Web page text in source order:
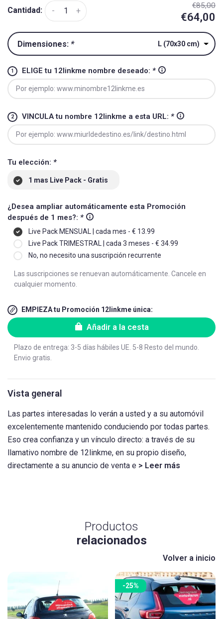
Cantidad: +
-
€85,00
€64,00
Dimensiones: * L (70x30 cm)
ELIGE tu 12linkme nombre deseado: *
VINCULA tu nombre 12linkme a esta URL: *
Tu elección: *
1 mas Live Pack - Gratis
¿Desea ampliar automáticamente esta Promoción
después de 1 mes?: *
Live Pack MENSUAL | cada mes - € 13.99
Live Pack TRIMESTRAL | cada 3 meses - € 34.99
No, no necesito una suscripción recurrente
Las suscripciones se renuevan automáticamente. Cancele en
cualquier momento.
EMPIEZA tu Promoción 12linkme única:
Añadir a la cesta
Plazo de entrega: 3-5 días hábiles UE. 5-8 Resto del mundo.
Envio gratis.
Vista general
Las partes interesadas lo verán a usted y a su automóvil
excelentemente mantenido conduciendo por todas partes.
Eso crea confianza y un vínculo directo: a través de su
llamativo nombre de 12linkme, en su propio diseño,
directamente a su anuncio de venta e > Leer más
Productos
relacionados
Volver a inicio
-25%